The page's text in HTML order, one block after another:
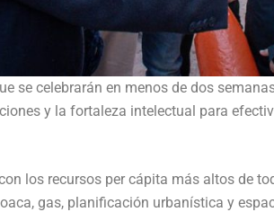
se celebrarán en menos de dos
y la fortaleza intelectual para
los recursos per cápita más altos de
gas, planificación urbanística y